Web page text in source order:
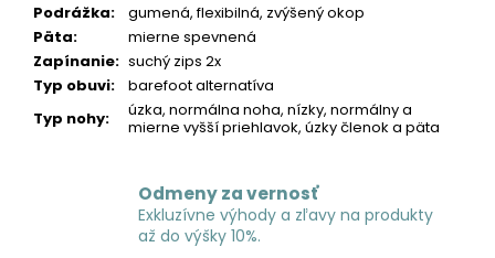
Podrážka:
gumená, flexibilná, zvýšený okop
Päta:
mierne spevnená
Zapínanie: suchý zips 2x
Typ obuvi:
barefoot alternatíva
Typ nohy:
úzka, normálna noha, nízky, normálny a
mierne vyšší priehlavok, úzky členok a päta
Odmeny za vernosť
Exkluzívne výhody a zľavy na produkty
až do výšky 10%.